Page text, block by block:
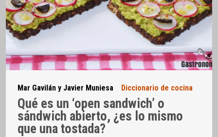
Mar Gavilán y Javier Muniesa Diccionario de cocina
Qué es un ‘open sandwich’ o
sándwich abierto, ¿es lo mismo
que una tostada?